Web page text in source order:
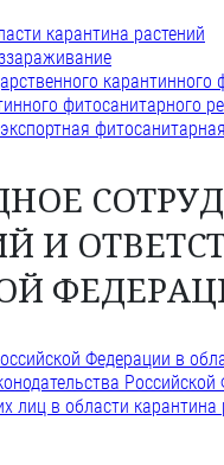
карантина растений
фитосанитарного
И
Федерации в
лиц в области карантина